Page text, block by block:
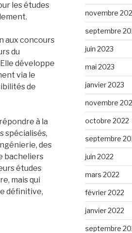
les études
aux concours
du
développe
via le
de
à la
spécialisés,
des
bacheliers
études
mais qui
définitive,
novembre
septembre
juin 2023
mai 2023
janvier 2023
novembre
octobre 2022
septembre
juin 2022
mars 2022
février 2022
janvier 2022
septembre